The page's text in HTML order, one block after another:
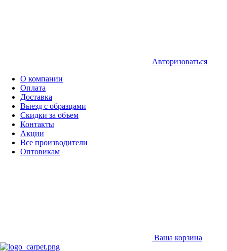
Авторизоваться
О компании
Оплата
Доставка
Выезд с образцами
Скидки за объем
Контакты
Акции
Все производители
Оптовикам
Ваша корзина